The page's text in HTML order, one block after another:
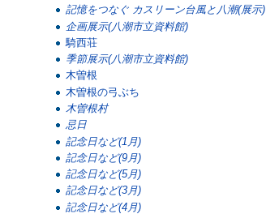
記憶をつなぐ カスリーン台風と八潮(展示)
企画展示(八潮市立資料館)
騎西荘
季節展示(八潮市立資料館)
木曽根
木曽根の弓ぶち
木曽根村
忌日
記念日など(1月)
記念日など(9月)
記念日など(5月)
記念日など(3月)
記念日など(4月)